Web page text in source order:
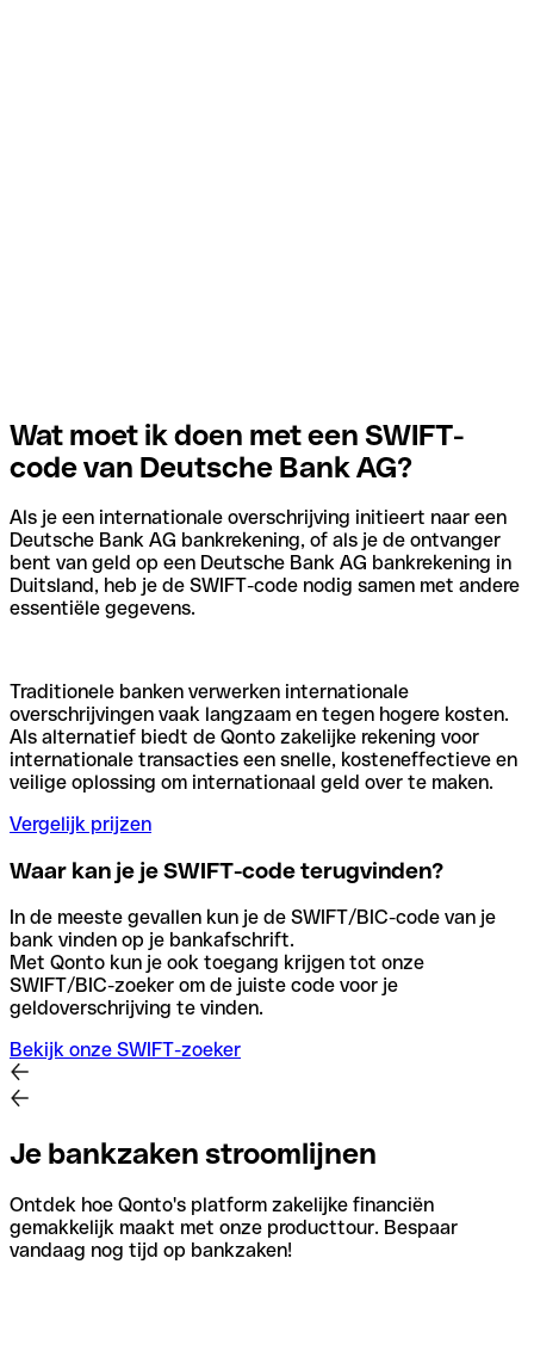
Wat moet ik doen met een SWIFT-
code van Deutsche Bank AG?
Als je een internationale overschrijving initieert naar een
Deutsche Bank AG bankrekening, of als je de ontvanger
bent van geld op een Deutsche Bank AG bankrekening in
Duitsland, heb je de SWIFT-code nodig samen met andere
essentiële gegevens.
Traditionele banken verwerken internationale
overschrijvingen vaak langzaam en tegen hogere kosten.
Als alternatief biedt de Qonto zakelijke rekening voor
internationale transacties een snelle, kosteneffectieve en
veilige oplossing om internationaal geld over te maken.
Vergelijk prijzen
Waar kan je je SWIFT-code terugvinden?
In de meeste gevallen kun je de SWIFT/BIC-code van je
bank vinden op je bankafschrift.
Met Qonto kun je ook toegang krijgen tot onze
SWIFT/BIC-zoeker om de juiste code voor je
geldoverschrijving te vinden.
Bekijk onze SWIFT-zoeker
Je bankzaken stroomlijnen
Ontdek hoe Qonto's platform zakelijke financiën
gemakkelijk maakt met onze producttour. Bespaar
vandaag nog tijd op bankzaken!